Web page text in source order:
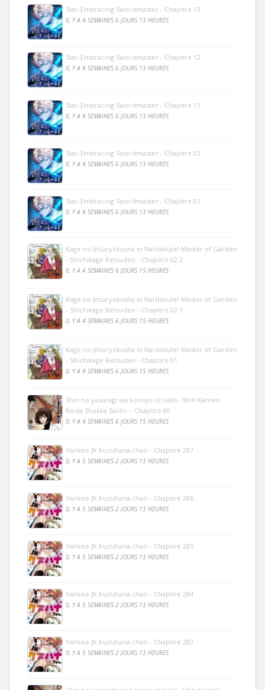
Star-Embracing Swordmaster - Chapitre 13
IL Y A 4 SEMAINES 6 JOURS 13 HEURES
Star-Embracing Swordmaster - Chapitre 12
IL Y A 4 SEMAINES 6 JOURS 13 HEURES
Star-Embracing Swordmaster - Chapitre 11
IL Y A 4 SEMAINES 6 JOURS 13 HEURES
Star-Embracing Swordmaster - Chapitre 02
IL Y A 4 SEMAINES 6 JOURS 13 HEURES
Star-Embracing Swordmaster - Chapitre 01
IL Y A 4 SEMAINES 6 JOURS 13 HEURES
Kage no Jitsuryokusha ni Naritakute! Master of Garden
- Shichikage Retsuden - Chapitre 02.2
IL Y A 4 SEMAINES 6 JOURS 15 HEURES
Kage no Jitsuryokusha ni Naritakute! Master of Garden
- Shichikage Retsuden - Chapitre 02.1
IL Y A 4 SEMAINES 6 JOURS 15 HEURES
Kage no Jitsuryokusha ni Naritakute! Master of Garden
- Shichikage Retsuden - Chapitre 01
IL Y A 4 SEMAINES 6 JOURS 15 HEURES
Shin no yasuragi wa konoyo ni naku -Shin Kamen
Raida Shokka Saido- - Chapitre 80
IL Y A 4 SEMAINES 6 JOURS 15 HEURES
Yankee JK Kuzuhana-chan - Chapitre 287
IL Y A 5 SEMAINES 2 JOURS 13 HEURES
Yankee JK Kuzuhana-chan - Chapitre 286
IL Y A 5 SEMAINES 2 JOURS 13 HEURES
Yankee JK Kuzuhana-chan - Chapitre 285
IL Y A 5 SEMAINES 2 JOURS 13 HEURES
Yankee JK Kuzuhana-chan - Chapitre 284
IL Y A 5 SEMAINES 2 JOURS 13 HEURES
Yankee JK Kuzuhana-chan - Chapitre 283
IL Y A 5 SEMAINES 2 JOURS 13 HEURES